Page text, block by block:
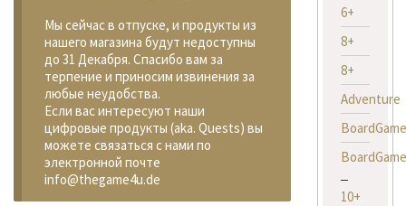
Мы сейчас в отпуске, и продукты из
нашего магазина будут недоступны
до 31 Декабря. Спасибо вам за
терпение и приносим извинения за
любые неудобства.
Если вас интересуют наши
цифровые продукты (aka. Quests) вы
можете связаться с нами по
электронной почте
info@thegame4u.de
6+
8+
8+
Adventure
10+